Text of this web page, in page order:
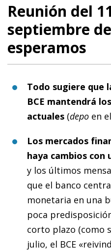
Reunión del
septiembre
esperamos
Todo sugiere que
BCE mantendrá
actuales (depo en
Los mercados
haya cambios con
y los últimos
que el banco
monetaria en una
poca
corto plazo (como
julio, el BCE